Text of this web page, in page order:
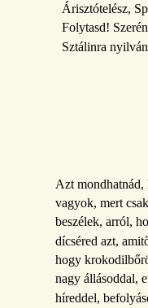
Árisztótelész,
Folytasd!
Sztálinra
Azt mondhatnád,
vagyok, mert
beszélek, arról,
dícséred azt,
hogy
nagy állásoddal,
híreddel,